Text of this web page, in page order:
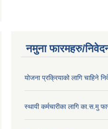
नमुना फारमहरु/
योजना प्रक्रियाको लागि चाहिने
स्थायी कर्मचारीका लागि का.स.मु